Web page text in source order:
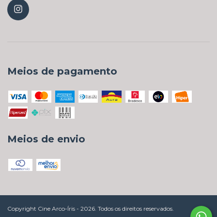
Meios de pagamento
Meios de envio
Copyright Cine Arco-Íris - 2026. Todos os direitos reservados.